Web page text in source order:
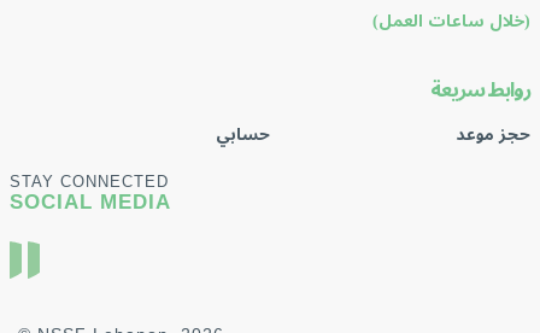
(خلال ساعات العمل)
روابط سريعة
حجز موعد حسابي
STAY CONNECTED
SOCIAL MEDIA